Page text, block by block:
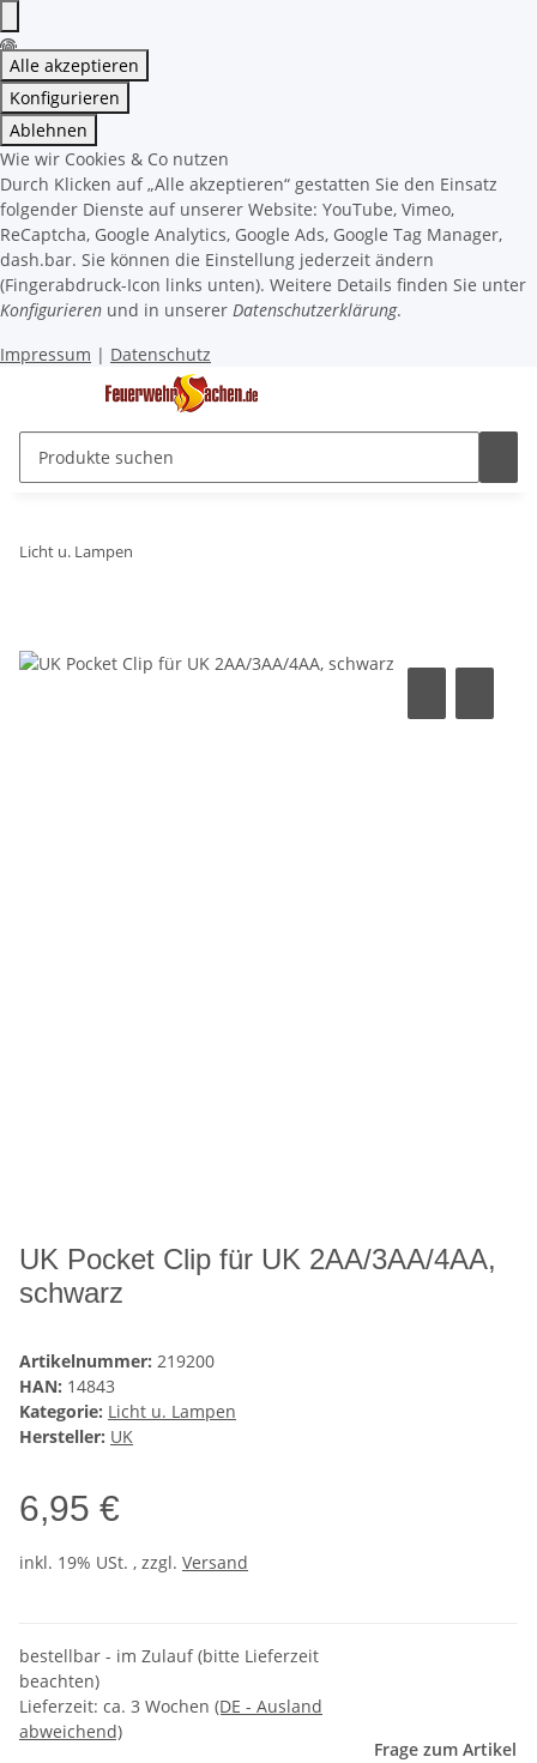
Alle akzeptieren
Konfigurieren
Ablehnen
Wie wir Cookies & Co nutzen
Durch Klicken auf „Alle akzeptieren“ gestatten Sie den Einsatz
folgender Dienste auf unserer Website: YouTube, Vimeo,
ReCaptcha, Google Analytics, Google Ads, Google Tag Manager,
dash.bar. Sie können die Einstellung jederzeit ändern
(Fingerabdruck-Icon links unten). Weitere Details finden Sie unter
Konfigurieren und in unserer Datenschutzerklärung.
Impressum | Datenschutz
Licht u. Lampen
UK Pocket Clip für UK 2AA/3AA/4AA,
schwarz
Artikelnummer: 219200
HAN: 14843
Kategorie: Licht u. Lampen
Hersteller: UK
6,95 €
inkl. 19% USt. , zzgl. Versand
bestellbar - im Zulauf (bitte Lieferzeit
beachten)
Lieferzeit: ca. 3 Wochen (DE - Ausland
abweichend)
Frage zum Artikel